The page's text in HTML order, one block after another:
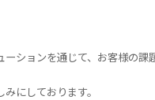
ションを通じて、お客様の課
にしております。